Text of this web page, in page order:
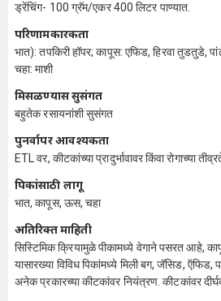
ड्रेंचिंग- 100 ग्रॅम/एकर 400 लिटर पाण्यात.
परिणामकारकता
भात): तपकिरी हॉपर; कापूस: एफिड, हिरवा तुडतुडे,
चहा: माशी
मिसळण्यास सुसंगत
बहुतेक रसायनांशी सुसंगत
पुनर्वापर आवश्यकता
ETL वर, कीटकांच्या प्रादुर्भावावर किंवा रोगाच्या
पिकांसाठी लागू
भात, कापूस, ऊस, चहा
अतिरिक्त माहिती
सिस्टिमिक क्रियामुळे पीकामध्ये वेगाने पसरत आहे,
यासारख्या विविध पिकांमध्ये मिली बग, जॅसिड, ऍफिड,
अनेक प्रकारच्या कीटकांवर नियंत्रण. कीटकांवर